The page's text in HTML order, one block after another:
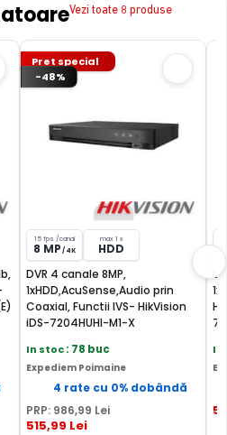
Vezi toate 8 produse
Pret special
-48%
15 fps /canal
8 MP / 4K
max 1 x
HDD
DVR 4 canale 8MP,
1xHDD,AcuSense,Audio prin
Coaxial, Functii IVS- HikVision
iDS-7204HUHI-M1-X
In stoc: 78 buc
Expediem Poimaine
4 rate cu 0% dobândă
PRP: 986,99 Lei
515,99 Lei
In